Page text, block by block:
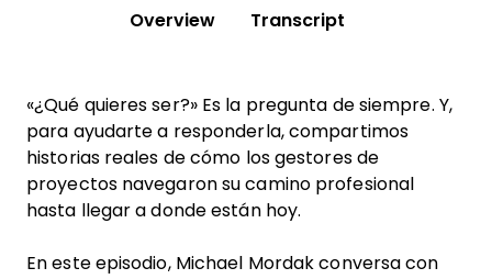
Overview Transcript
«¿Qué quieres ser?» Es la pregunta de siempre. Y,
para ayudarte a responderla, compartimos
historias reales de cómo los gestores de
proyectos navegaron su camino profesional
hasta llegar a donde están hoy.
En este episodio, Michael Mordak conversa con